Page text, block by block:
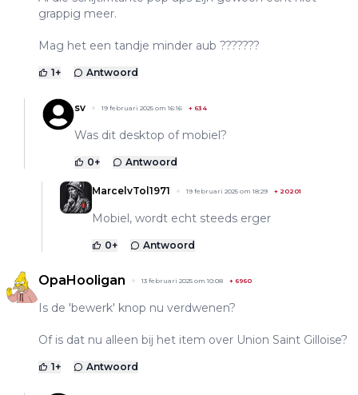
grappig meer.
Mag het een tandje minder aub ???????
1+ Antwoord
sv 19 februari 2025 om 16:16 + 634
Was dit desktop of mobiel?
0+ Antwoord
MarcelvTol1971 19 februari 2025 om 18:29 + 20201
Mobiel, wordt echt steeds erger
0+ Antwoord
OpaHooligan 13 februari 2025 om 10:08 + 6960
Is de 'bewerk' knop nu verdwenen?
Of is dat nu alleen bij het item over Union Saint Gilloise?
1+ Antwoord